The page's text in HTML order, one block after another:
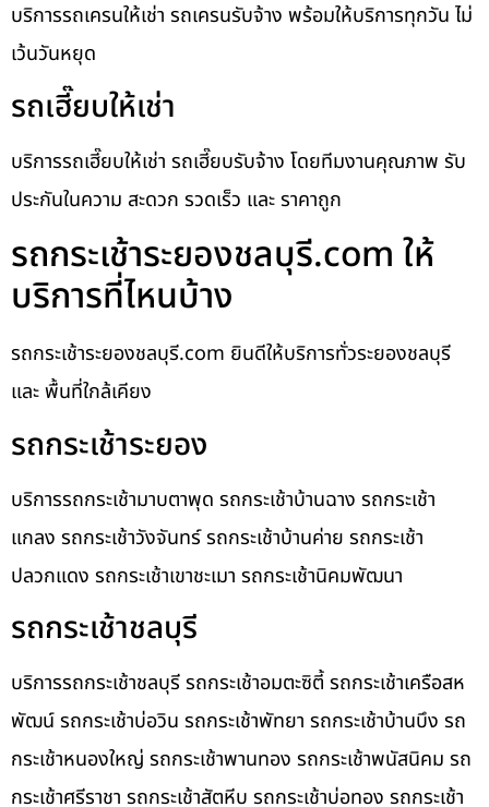
บริการรถเครนให้เช่า รถเครนรับจ้าง พร้อมให้บริการทุกวัน ไม่
เว้นวันหยุด
รถเฮี๊ยบให้เช่า
บริการรถเฮี๊ยบให้เช่า รถเฮี๊ยบรับจ้าง โดยทีมงานคุณภาพ รับ
ประกันในความ สะดวก รวดเร็ว และ ราคาถูก
รถกระเช้าระยองชลบุรี.com ให้
บริการที่ไหนบ้าง
รถกระเช้าระยองชลบุรี.com ยินดีให้บริการทั่วระยองชลบุรี
และ พื้นที่ใกล้เคียง
รถกระเช้าระยอง
บริการรถกระเช้ามาบตาพุด รถกระเช้าบ้านฉาง รถกระเช้า
แกลง รถกระเช้าวังจันทร์ รถกระเช้าบ้านค่าย รถกระเช้า
ปลวกแดง รถกระเช้าเขาชะเมา รถกระเช้านิคมพัฒนา
รถกระเช้าชลบุรี
บริการรถกระเช้าชลบุรี รถกระเช้าอมตะซิตี้ รถกระเช้าเครือสห
พัฒน์ รถกระเช้าบ่อวิน รถกระเช้าพัทยา รถกระเช้าบ้านบึง รถ
กระเช้าหนองใหญ่ รถกระเช้าพานทอง รถกระเช้าพนัสนิคม รถ
กระเช้าศรีราชา รถกระเช้าสัตหีบ รถกระเช้าบ่อทอง รถกระเช้า